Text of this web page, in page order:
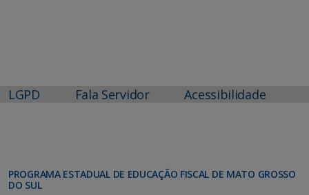
LGPD Fala Servidor Acessibilidade
PROGRAMA ESTADUAL DE EDUCAÇÃO FISCAL DE MATO GROSSO
DO SUL